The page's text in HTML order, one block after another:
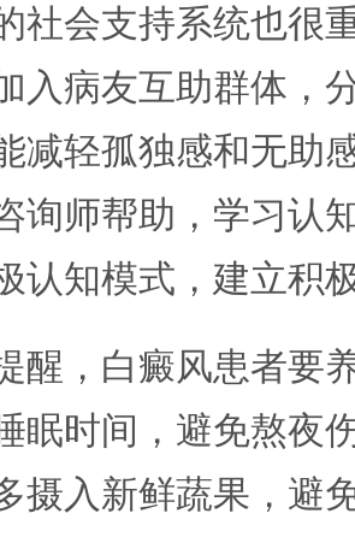
社会支持系统也很
入病友互助群体，
减轻孤独感和无助
询师帮助，学习认
认知模式，建立积
醒，白癜风患者要
眠时间，避免熬夜
摄入新鲜蔬果，避